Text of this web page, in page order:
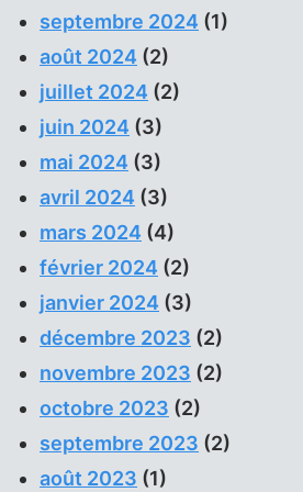
septembre 2024 (1)
août 2024 (2)
juillet 2024 (2)
juin 2024 (3)
mai 2024 (3)
avril 2024 (3)
mars 2024 (4)
février 2024 (2)
janvier 2024 (3)
décembre 2023 (2)
novembre 2023 (2)
octobre 2023 (2)
septembre 2023 (2)
août 2023 (1)